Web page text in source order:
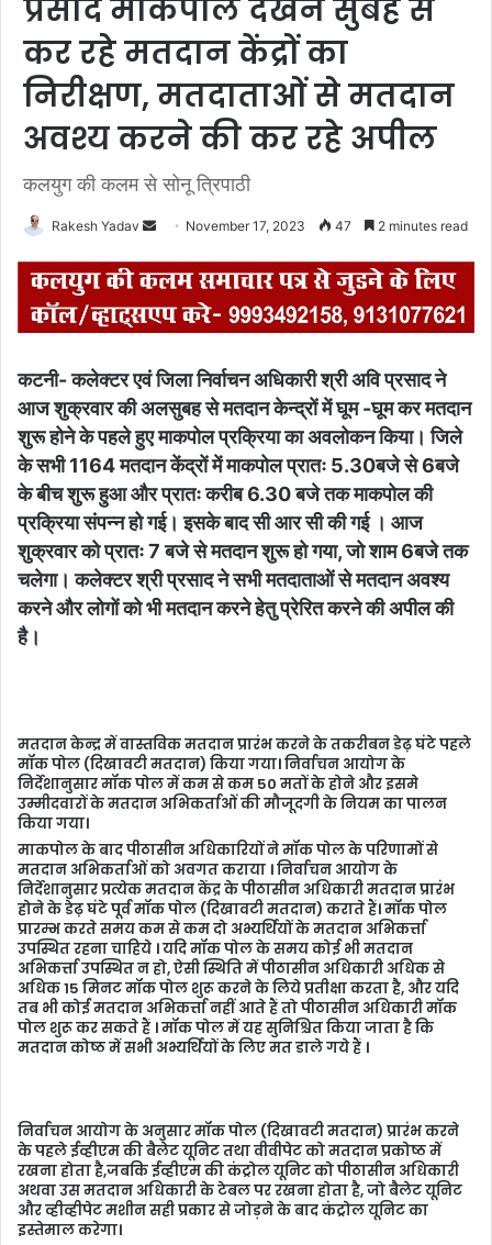
प्रसाद माकपोल देखने सुबह से
कर रहे मतदान केंद्रों का
निरीक्षण, मतदाताओं से मतदान
अवश्य करने की कर रहे अपील
कलयुग की कलम से सोनू त्रिपाठी
Rakesh Yadav
n
d
a
e
m
a
i
l
November 17, 2023 47 2 minutes read
कटनी- कलेक्टर एवं जिला निर्वाचन अधिकारी श्री अवि प्रसाद ने
आज शुक्रवार की अलसुबह से मतदान केन्द्रों में घूम -घूम कर मतदान
शुरू होने के पहले हुए माकपोल प्रक्रिया का अवलोकन किया। जिले
के सभी 1164 मतदान केंद्रों में माकपोल प्रातः 5.30बजे से 6बजे
के बीच शुरू हुआ और प्रातः करीब 6.30 बजे तक माकपोल की
प्रक्रिया संपन्न हो गई। इसके बाद सी आर सी की गई । आज
शुक्रवार को प्रातः 7 बजे से मतदान शुरू हो गया, जो शाम 6बजे तक
चलेगा। कलेक्टर श्री प्रसाद ने सभी मतदाताओं से मतदान अवश्य
करने और लोगों को भी मतदान करने हेतु प्रेरित करने की अपील की
है।
मतदान केन्द्र में वास्तविक मतदान प्रारंभ करने के तकरीबन डेढ़ घंटे पहले
मॉक पोल (दिखावटी मतदान) किया गया। निर्वाचन आयोग के
निर्देशानुसार मॉक पोल में कम से कम 50 मतों के होने और इसमे
उम्मीदवारों के मतदान अभिकर्ताओं की मौजूदगी के नियम का पालन
किया गया।
माकपोल के बाद पीठासीन अधिकारियों ने मॉक पोल के परिणामों से
मतदान अभिकर्ताओं को अवगत कराया । निर्वाचन आयोग के
निर्देशानुसार प्रत्येक मतदान केंद्र के पीठासीन अधिकारी मतदान प्रारंभ
होने के डेढ़ घंटे पूर्व मॉक पोल (दिखावटी मतदान) कराते हैं। मॉक पोल
प्रारम्भ करते समय कम से कम दो अभ्यर्थियों के मतदान अभिकर्त्ता
उपस्थित रहना चाहिये । यदि मॉक पोल के समय कोई भी मतदान
अभिकर्त्ता उपस्थित न हो, ऐसी स्थिति में पीठासीन अधिकारी अधिक से
अधिक 15 मिनट मॉक पोल शुरू करने के लिये प्रतीक्षा करता है, और यदि
तब भी कोई मतदान अभिकर्त्ता नहीं आते हैं तो पीठासीन अधिकारी मॉक
पोल शुरू कर सकते हैं । मॉक पोल में यह सुनिश्चित किया जाता है कि
मतदान कोष्ठ में सभी अभ्यर्थियों के लिए मत डाले गये हैं ।
निर्वाचन आयोग के अनुसार मॉक पोल (दिखावटी मतदान) प्रारंभ करने
के पहले ईव्हीएम की बैलेट यूनिट तथा वीवीपेट को मतदान प्रकोष्ठ में
रखना होता है,जबकि ईव्हीएम की कंट्रोल यूनिट को पीठासीन अधिकारी
अथवा उस मतदान अधिकारी के टेबल पर रखना होता है, जो बैलेट यूनिट
और व्हीव्हीपेट मशीन सही प्रकार से जोड़ने के बाद कंट्रोल यूनिट का
इस्तेमाल करेगा।